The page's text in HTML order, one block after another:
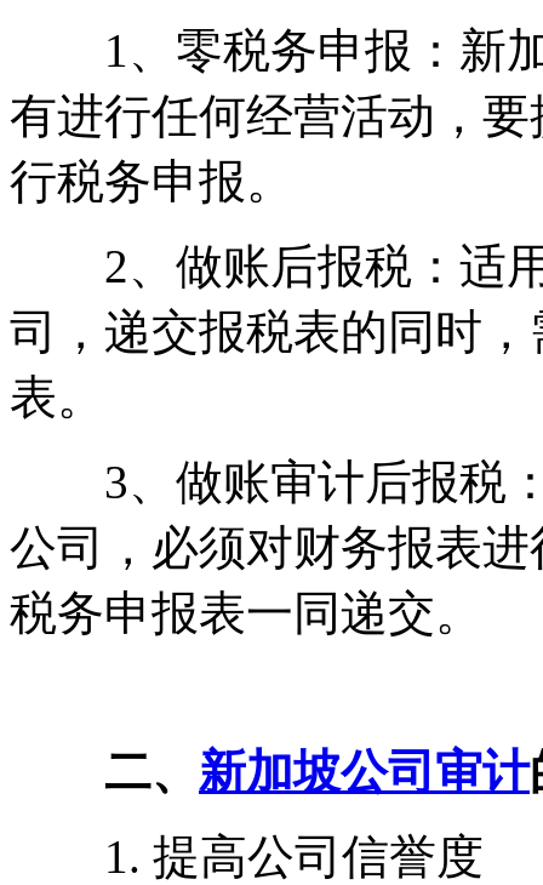
1、零税务申报：新加
有进行任何经营活动，
行税务申报。
2、做账后报税：适用
司，递交报税表的同时
表。
3、做账审计后报税：
公司，必须对财务报表
税务申报表一同递交。
二、 新加坡公司审计
1. 提高公司信誉度